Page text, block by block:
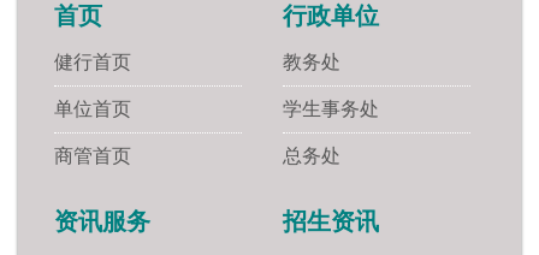
首页
健行首页
单位首页
商管首页
行政单位
教务处
学生事务处
总务处
资讯服务 招生资讯